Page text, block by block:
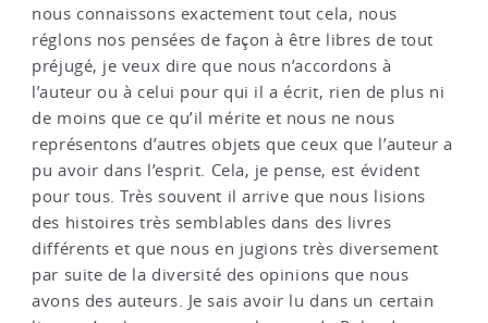
nous connaissons exactement tout cela, nous
réglons nos pensées de façon à être libres de tout
préjugé, je veux dire que nous n’accordons à
l’auteur ou à celui pour qui il a écrit, rien de plus ni
de moins que ce qu’il mérite et nous ne nous
représentons d’autres objets que ceux que l’auteur a
pu avoir dans l’esprit. Cela, je pense, est évident
pour tous. Très souvent il arrive que nous lisions
des histoires très semblables dans des livres
différents et que nous en jugions très diversement
par suite de la diversité des opinions que nous
avons des auteurs. Je sais avoir lu dans un certain